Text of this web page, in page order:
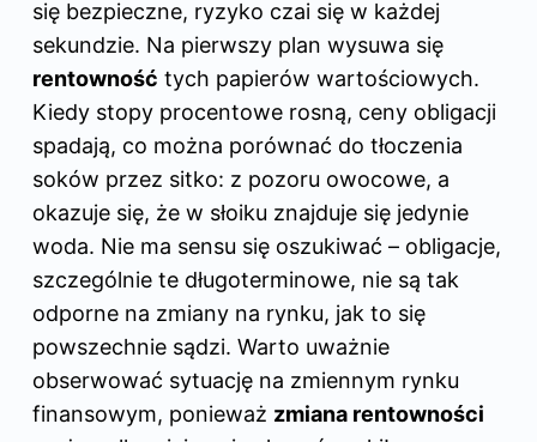
się bezpieczne, ryzyko czai się w każdej
sekundzie. Na pierwszy plan wysuwa się
rentowność tych papierów wartościowych.
Kiedy stopy procentowe rosną, ceny obligacji
spadają, co można porównać do tłoczenia
soków przez sitko: z pozoru owocowe, a
okazuje się, że w słoiku znajduje się jedynie
woda. Nie ma sensu się oszukiwać – obligacje,
szczególnie te długoterminowe, nie są tak
odporne na zmiany na rynku, jak to się
powszechnie sądzi. Warto uważnie
obserwować sytuację na zmiennym rynku
finansowym, ponieważ zmiana rentowności